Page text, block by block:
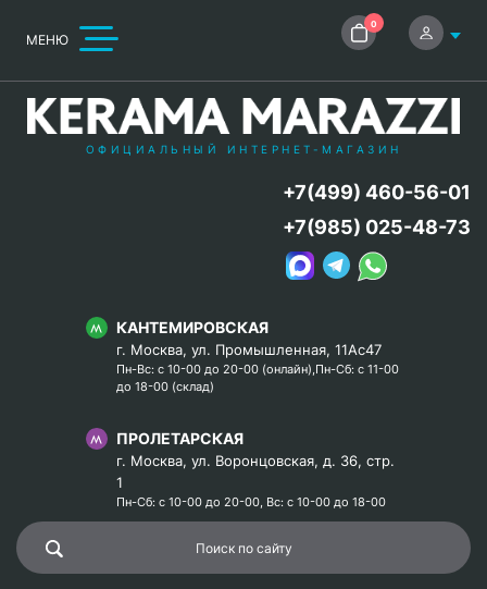
МЕНЮ
0
ОФИЦИАЛЬНЫЙ ИНТЕРНЕТ-МАГАЗИН
КАНТЕМИРОВСКАЯ
г. Москва, ул. Промышленная, 11Ас47
Пн-Вс: с 10-00 до 20-00 (онлайн),Пн-Сб: с 11-00
до 18-00 (склад)
ПРОЛЕТАРСКАЯ
г. Москва, ул. Воронцовская, д. 36, стр.
1
Пн-Сб: с 10-00 до 20-00, Вс: с 10-00 до 18-00
+7(499) 460-56-01
+7(985) 025-48-73